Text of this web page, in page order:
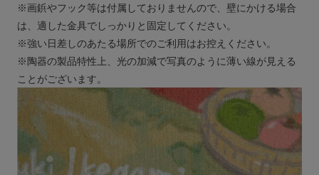
※画鋲やフック等は付属しておりませんので、壁にかける場合
は、適した金具でしっかりと固定してください。
※強い日差しのあたる場所でのご利用はお控えください。
※陶器の製品特性上、光の加減で写真のように薄い線が見える
ことがございます。